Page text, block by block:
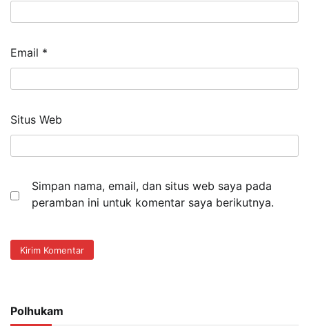
Email *
Situs Web
Simpan nama, email, dan situs web saya pada
peramban ini untuk komentar saya berikutnya.
Polhukam